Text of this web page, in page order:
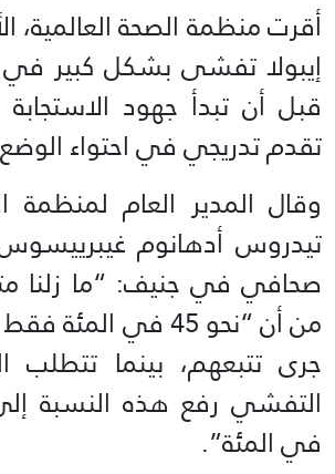
أقرت منظمة الصحة العالمية،
إيبولا تفشى بشكل كبير
قبل أن تبدأ جهود الاستجابة
تقدم تدريجي في احتواء
وقال المدير العام لمنظمة
تيدروس أدهانوم
صحافي في جنيف: “ما زلنا
من أن “نحو 45 في
جرى تتبعهم، بينما
في المئة”.